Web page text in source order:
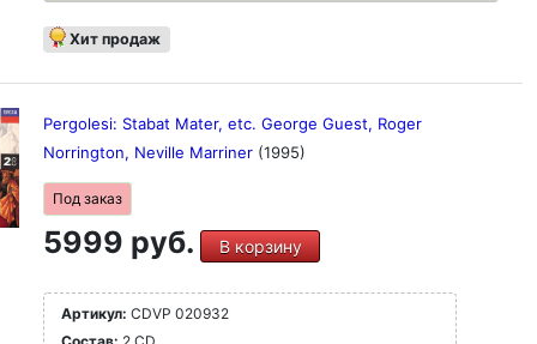
Хит продаж
Pergolesi: Stabat Mater, etc. George Guest, Roger
Norrington, Neville Marriner (1995)
Под заказ
5999 руб. В корзину
Артикул: CDVP 020932